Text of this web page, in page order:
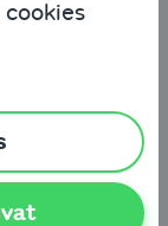
cookies